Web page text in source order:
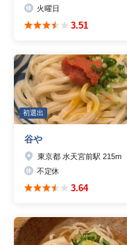
火曜日
3.51
初選出
谷や
東京都 水天宮前駅 215m
不定休
3.64